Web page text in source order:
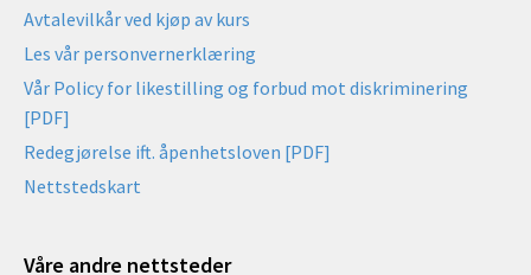
Avtalevilkår ved kjøp av kurs
Les vår personvernerklæring
Vår Policy for likestilling og forbud mot diskriminering
[PDF]
Redegjørelse ift. åpenhetsloven [PDF]
Nettstedskart
Våre andre nettsteder